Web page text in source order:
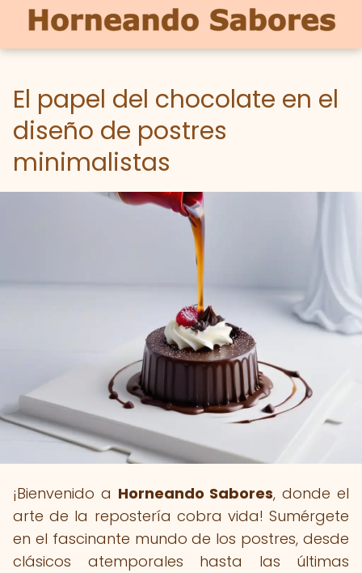
El papel del chocolate en el
diseño de postres
minimalistas
¡Bienvenido a Horneando Sabores, donde el
arte de la repostería cobra vida! Sumérgete
en el fascinante mundo de los postres, desde
clásicos atemporales hasta las últimas